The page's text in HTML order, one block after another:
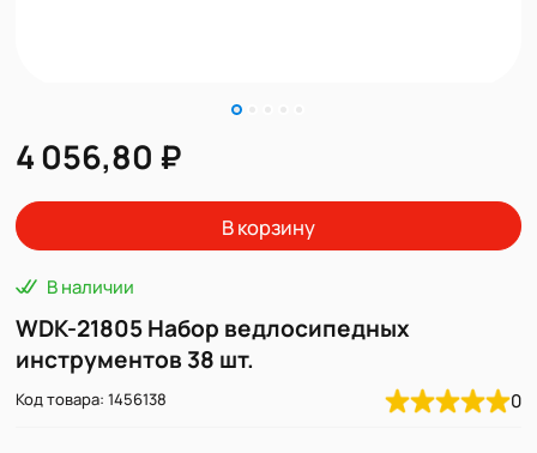
4 056,80 ₽
В корзину
В наличии
WDK-21805 Набор ведлосипедных
инструментов 38 шт.
Код товара: 1456138 0